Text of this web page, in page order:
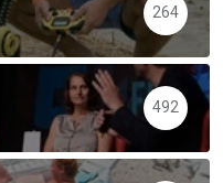
264
492